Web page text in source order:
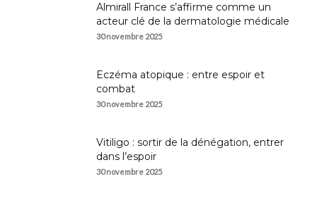
Almirall France s’affirme comme un
acteur clé de la dermatologie médicale
30 novembre 2025
Eczéma atopique : entre espoir et
combat
30 novembre 2025
Vitiligo : sortir de la dénégation, entrer
dans l’espoir
30 novembre 2025